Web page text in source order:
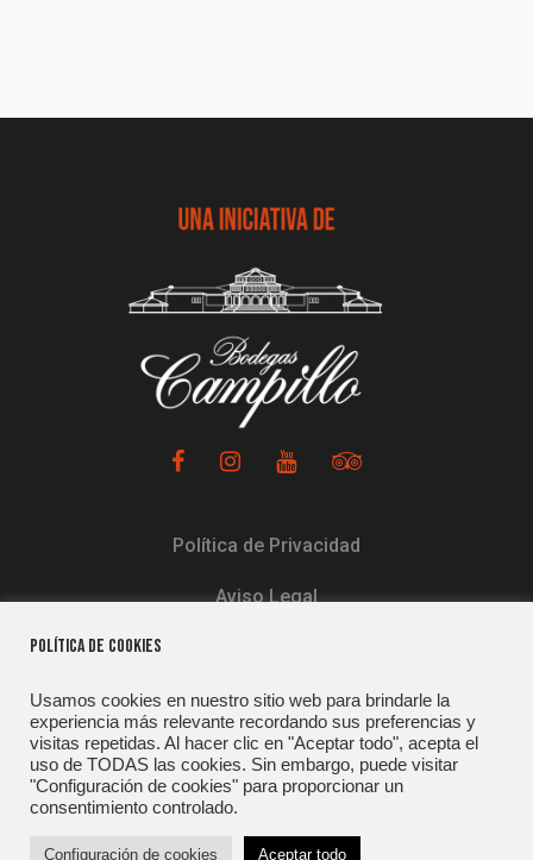
Política de Privacidad
Aviso Legal
Copyright © Bodegas Campillo. Ctra
Logroño SN – 01300, Laguardia (Álava)
Tfno. 945 60 08 26 – Fax. 945 60 08 26 /
POLÍTICA DE COOKIES
Usamos cookies en nuestro sitio web para brindarle la
experiencia más relevante recordando sus preferencias y
visitas repetidas. Al hacer clic en "Aceptar todo", acepta el
uso de TODAS las cookies. Sin embargo, puede visitar
"Configuración de cookies" para proporcionar un
consentimiento controlado.
Configuración de cookies Aceptar todo